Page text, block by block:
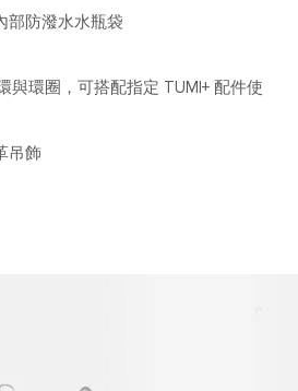
部防潑水水瓶袋
與環圈，可搭配指定 TUMI+ 配件使
吊飾